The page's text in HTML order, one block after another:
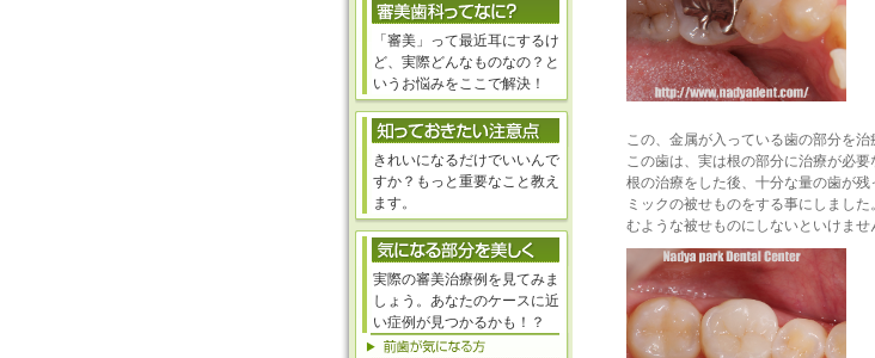
この、金属が入っている歯の部分を治
この歯は、実は根の部分に治療が必要
根の治療をした後、十分な量の歯が
ミックの被せものをする事にしまし
むような被せものにしないといけませ
「審美」って最近耳にするけ
ど、実際どんなものなの？と
いうお悩みをここで解決！
きれいになるだけでいいんで
すか？もっと重要なこと教え
ます。
実際の審美治療例を見てみま
しょう。あなたのケースに近
い症例が見つかるかも！？